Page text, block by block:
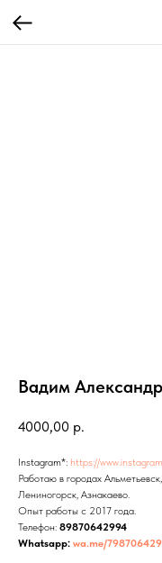
Вадим
4000,00 р.
Instagram*: https://
Работаю в городах
Лениногорск, Азнакаево.
Опыт работы с 2017 года.
Телефон: 89870642994
Whatsapp: wa.me/